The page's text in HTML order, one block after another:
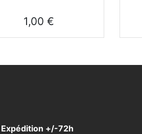
Prix
1,00 €
Expédition +/-72h